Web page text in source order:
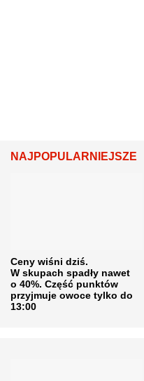
NAJPOPULARNIEJSZE
Ceny wiśni dziś.
W skupach spadły nawet
o 40%. Część punktów
przyjmuje owoce tylko do
13:00